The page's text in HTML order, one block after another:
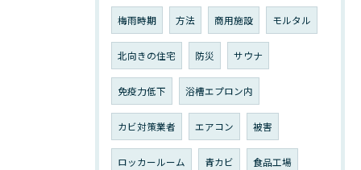
梅雨時期 方法 商用施設 モルタル
北向きの住宅 防災 サウナ
免疫力低下 浴槽エプロン内
カビ対策業者 エアコン 被害
ロッカールーム 青カビ 食品工場